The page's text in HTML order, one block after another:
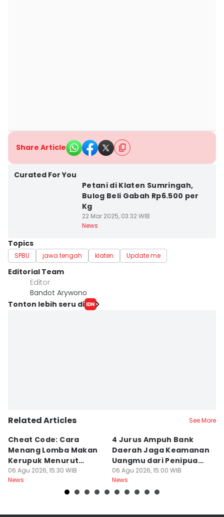
Share Article
Curated For You
Petani di Klaten Sumringah,
Bulog Beli Gabah Rp6.500 per
Kg
22 Mar 2025, 03:32 WIB
News
Topics
SPBU jawa tengah klaten Update me
Editorial Team
Editor
Bandot Arywono
Tonton lebih seru di
Related Articles See More
Cheat Code: Cara
Menang Lomba Makan
Kerupuk Menurut
Hukum Fisika, Bukan
Cuma Hoki
06 Agu 2026, 15:30 WIB
News
4 Jurus Ampuh Bank
Daerah Jaga Keamanan
Uangmu dari Penipuan
Digital
06 Agu 2026, 15:00 WIB
News